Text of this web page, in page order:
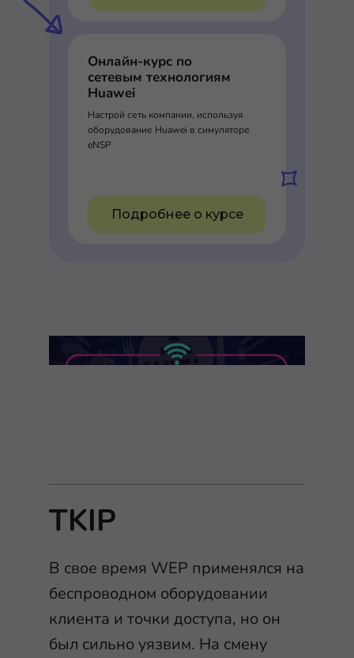
Онлайн-курс по
сетевым технологиям
Huawei
Настрой сеть компании, используя
оборудование Huawei в симуляторе
eNSP
Подробнее о курсе
TKIP
В свое время WEP применялся на
беспроводном оборудовании
клиента и точки доступа, но он
был сильно уязвим. На смену